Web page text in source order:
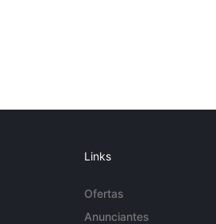
Links
Ofertas
Anunciantes